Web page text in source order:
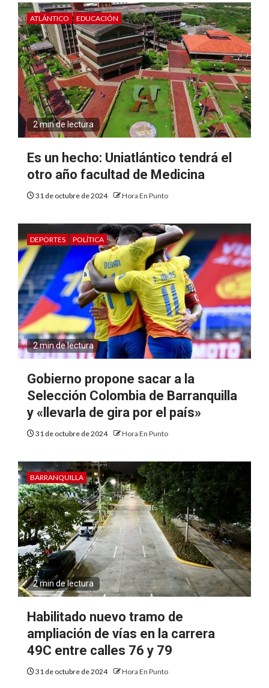
ATLÁNTICO EDUCACIÓN
2 min de lectura
Es un hecho: Uniatlántico tendrá el
otro año facultad de Medicina
31 de octubre de 2024 Hora En Punto
DEPORTES POLÍTICA
2 min de lectura
Gobierno propone sacar a la
Selección Colombia de Barranquilla
y «llevarla de gira por el país»
31 de octubre de 2024 Hora En Punto
BARRANQUILLA
2 min de lectura
Habilitado nuevo tramo de
ampliación de vías en la carrera
49C entre calles 76 y 79
31 de octubre de 2024 Hora En Punto